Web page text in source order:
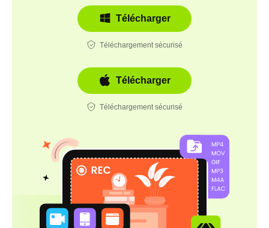
Télécharger
Téléchargement sécurisé
Télécharger
Téléchargement sécurisé